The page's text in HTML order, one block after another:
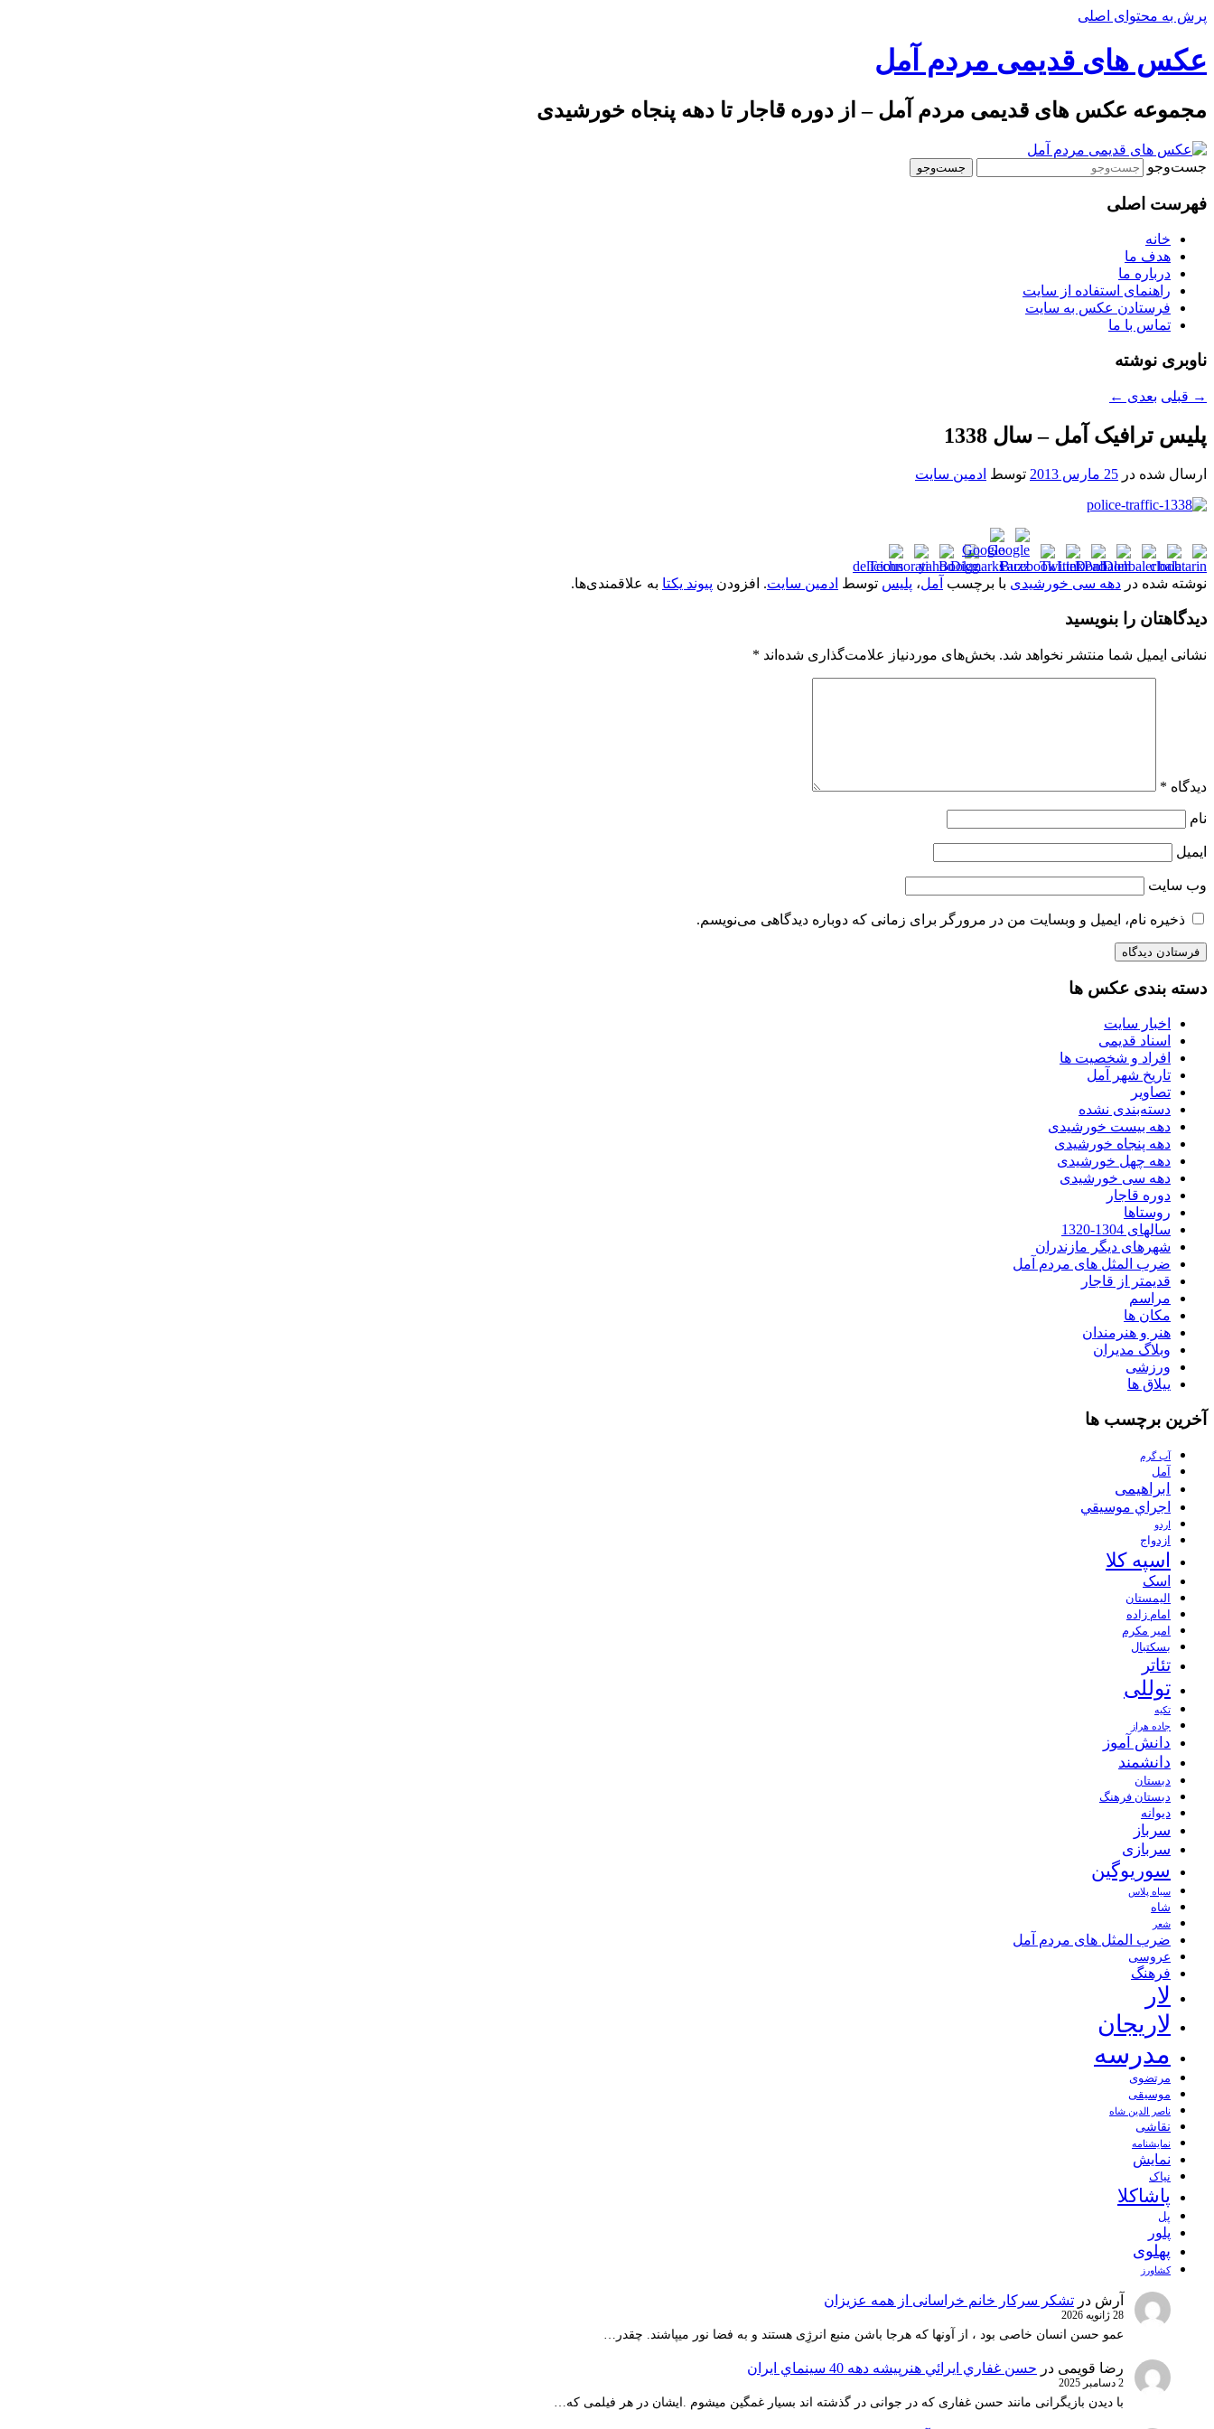
پرش به محتوای اصلی
عکس های قدیمی مردم آمل
مجموعه عکس های قدیمی مردم آمل – از دوره قاجار تا دهه پنجاه خورشیدی
جست‌وجو
فهرست اصلی
خانه
هدف ما
درباره ما
راهنمای استفاده از سایت
فرستادن عکس به سایت
تماس با ما
ناوبری نوشته
→ قبلی بعدی ←
پلیس ترافیک آمل – سال 1338
ارسال شده در 25 مارس 2013 توسط ادمین سایت
نوشته شده در دهه سی خورشیدی با برچسب آمل، پلیس توسط ادمین سایت. افزودن پیوند یکتا به علاقمندی‌ها.
دیدگاهتان را بنویسید
نشانی ایمیل شما منتشر نخواهد شد. بخش‌های موردنیاز علامت‌گذاری شده‌اند *
دیدگاه *
نام
ایمیل
وب‌ سایت
ذخیره نام، ایمیل و وبسایت من در مرورگر برای زمانی که دوباره دیدگاهی می‌نویسم.
دسته بندی عکس ها
اخبار سایت
اسناد قدیمی
افراد و شخصیت ها
تاریخ شهر آمل
تصاویر
دسته‌بندی نشده
دهه بیست خورشیدی
دهه پنجاه خورشیدی
دهه چهل خورشیدی
دهه سی خورشیدی
دوره قاجار
روستاها
سالهای 1304-1320
شهرهای دیگر مازندران
ضرب المثل های مردم آمل
قدیمتر از قاجار
مراسم
مکان ها
هنر و هنرمندان
وبلاگ مدیران
ورزشی
ییلاق ها
آخرین برچسب ها
آب گرم
آمل
ابراهیمی
اجراي موسيقي
اردو
ازدواج
اسپه کلا
اسک
الیمستان
امام زاده
امیر مکرم
بسکتبال
تئاتر
توللی
تکیه
جاده هراز
دانش آموز
دانشمند
دبستان
دبستان فرهنگ
دیوانه
سرباز
سربازی
سوریوگین
سیاه پلاس
شاه
شعر
ضرب المثل های مردم آمل
عروسی
فرهنگ
لار
لاریجان
مدرسه
مرتضوی
موسیقی
ناصر الدین شاه
نقاشی
نمايشنامه
نمایش
نیاک
پاشاکلا
پل
پلور
پهلوی
کشاورز
آرش در تشکر سرکار خانم خراسانی از همه عزیزان
28 ژانویه 2026
عمو حسن انسان خاصی بود ، از آونها که هرجا باشن منبع انرژِی هستند و به فضا نور میپاشند. چقدر…
رضا قویمی در حسن غفاري ايرائي هنرپيشه دهه 40 سينماي ايران
2 دسامبر 2025
با دیدن بازیگرانی مانند حسن غفاری که در جوانی در گذشته اند بسیار غمگین میشوم .ایشان در هر فیلمی که…